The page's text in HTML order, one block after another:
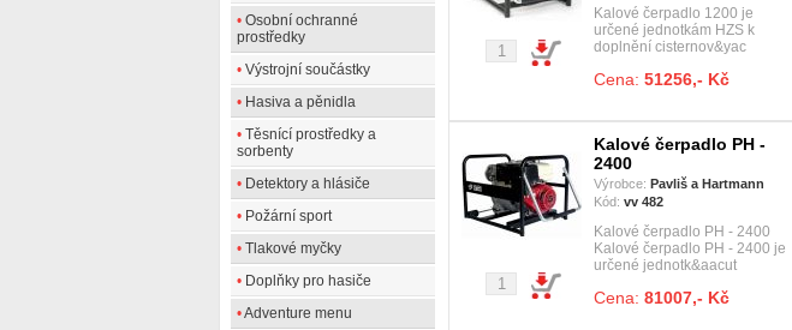
• Osobní ochranné
prostředky
• Výstrojní součástky
• Hasiva a pěnidla
• Těsnící prostředky a
sorbenty
• Detektory a hlásiče
• Požární sport
• Tlakové myčky
• Doplňky pro hasiče
•Adventure menu
Kalové čerpadlo 1200 je
určené jednotkám HZS k
doplnění cisternov&yac
Cena: 51256,- Kč
Kalové čerpadlo PH -
2400
Výrobce: Pavliš a Hartmann
Kód: vv 482
Kalové čerpadlo PH - 2400
Kalové čerpadlo PH - 2400 je
určené jednotk&aacut
Cena: 81007,- Kč